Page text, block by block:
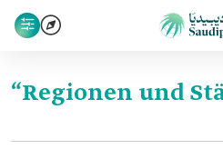
“Regionen und